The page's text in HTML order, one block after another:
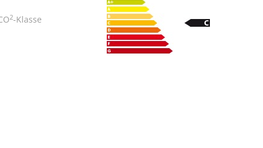
2-Klasse